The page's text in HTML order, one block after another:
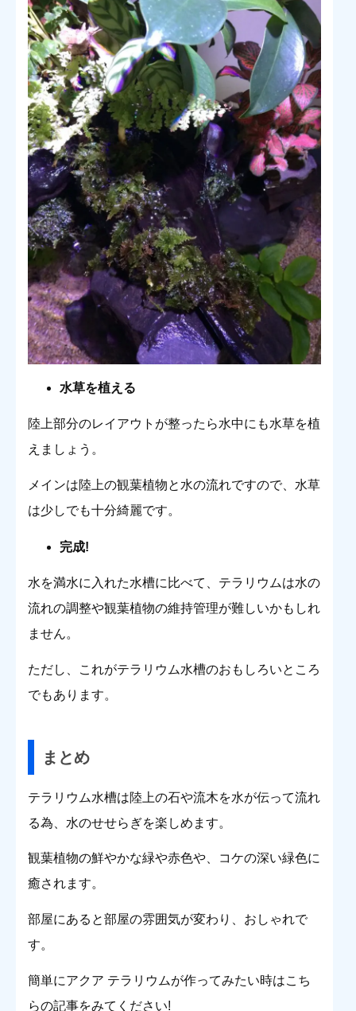
水草を植える
陸上部分のレイアウトが整ったら水中にも水草を植
えましょう。
メインは陸上の観葉植物と水の流れですので、水草
は少しでも十分綺麗です。
完成!
水を満水に入れた水槽に比べて、テラリウムは水の
流れの調整や観葉植物の維持管理が難しいかもしれ
ません。
ただし、これがテラリウム水槽のおもしろいところ
でもあります。
まとめ
テラリウム水槽は陸上の石や流木を水が伝って流れ
る為、水のせせらぎを楽しめます。
観葉植物の鮮やかな緑や赤色や、コケの深い緑色に
癒されます。
部屋にあると部屋の雰囲気が変わり、おしゃれで
す。
簡単にアクア テラリウムが作ってみたい時はこち
らの記事をみてください!